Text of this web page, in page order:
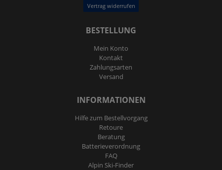
Vertrag widerrufen
BESTELLUNG
Mein Konto
Kontakt
Zahlungsarten
Versand
INFORMATIONEN
Hilfe zum Bestellvorgang
Retoure
Beratung
Batterieverordnung
FAQ
Alpin Ski-Finder